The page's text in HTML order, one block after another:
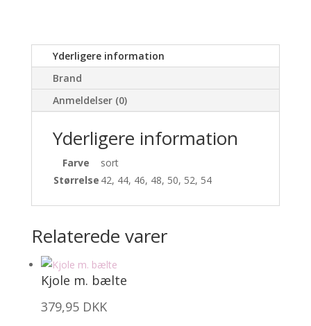
Yderligere information
Brand
Anmeldelser (0)
Yderligere information
Farve
sort
Størrelse 42, 44, 46, 48, 50, 52, 54
Relaterede varer
Kjole m. bælte
379,95 DKK